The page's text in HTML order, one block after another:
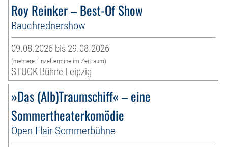
Roy Reinker – Best-Of Show
Bauchrednershow
09.08.2026 bis 29.08.2026
(mehrere Einzeltermine im Zeitraum)
STUCK Bühne Leipzig
»Das (Alb)Traumschiff« – eine
Sommertheaterkomödie
Open Flair-Sommerbühne